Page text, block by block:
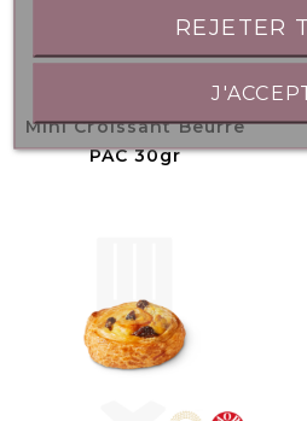
Mini Croissant Beurre
PAC 30gr
REJETER